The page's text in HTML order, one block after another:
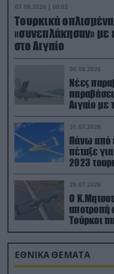
07.08.2026 | 00:02
Τουρκικά
«συνεπλάκησαν» με
στο Αιγαίο
06.08.2026
Νέες
Αιγαίο με
31.07.2026
Πάνω από
πέταξε
2023
29.07.2026
Ο
αποτροπή
Τούρκοι
drone
ΕΘΝΙΚΑ ΘΕΜΑΤΑ